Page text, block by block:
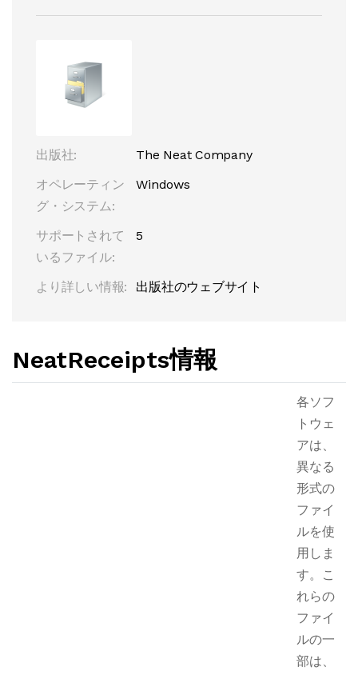
出版社:
The Neat Company
オペレーティン
グ・システム:
Windows
サポートされて
いるファイル:
5
より詳しい情報: 出版社のウェブサイト
NeatReceipts情報
各ソフ
トウェ
アは、
異なる
形式の
ファイ
ルを使
用しま
す。こ
れらの
ファイ
ルの一
部は、